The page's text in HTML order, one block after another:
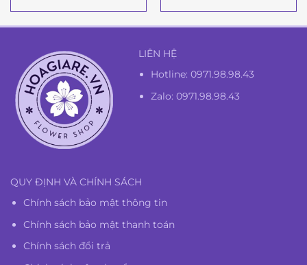
LIÊN HỆ
Hotline:0971.98.98.43
Zalo: 0971.98.98.43
QUY ĐỊNH VÀ CHÍNH SÁCH
Chính sách bảo mật thông tin
Chính sách bảo mật thanh toán
Chính sách đổi trả